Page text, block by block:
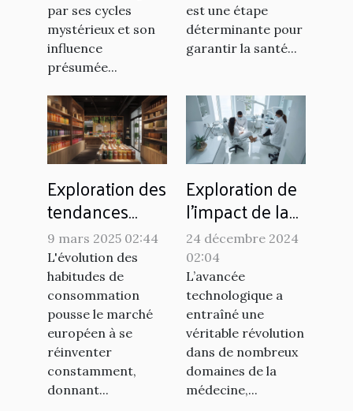
par ses cycles
mystérieux et son
influence
présumée...
est une étape
déterminante pour
garantir la santé...
Exploration des
tendances
actuelles du
marché du
snus sans
tabac en
Europe
9 mars 2025 02:44
L'évolution des
habitudes de
consommation
pousse le marché
européen à se
réinventer
constamment,
donnant...
Exploration de
l'impact de la
fusion des
technologies
dans
l'orthopédie et
la podologie
24 décembre 2024
02:04
L’avancée
technologique a
entraîné une
véritable révolution
dans de nombreux
domaines de la
médecine,...